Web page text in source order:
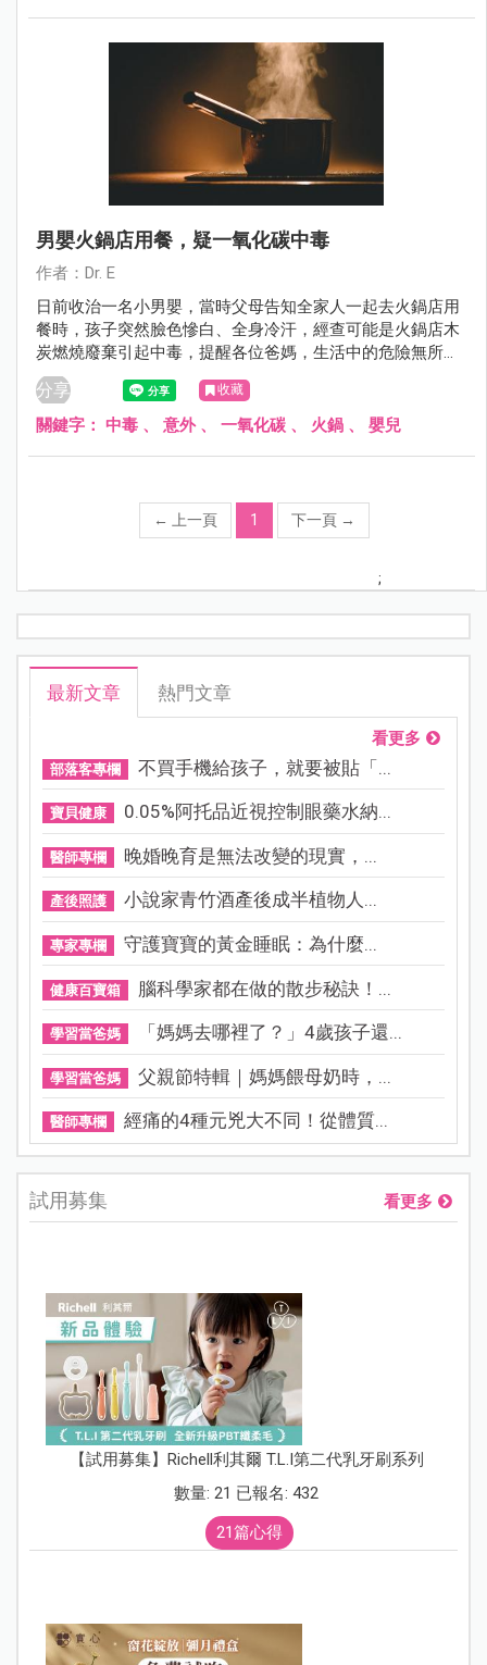
男嬰火鍋店用餐，疑一氧化碳中毒
作者：Dr. E
日前收治一名小男嬰，當時父母告知全家人一起去火鍋店用
餐時，孩子突然臉色慘白、全身冷汗，經查可能是火鍋店木
炭燃燒廢棄引起中毒，提醒各位爸媽，生活中的危險無所不
在，一定要注意外出用餐環境，減少意外發生。
分享 收藏
關鍵字： 中毒 、 意外、 一氧化碳 、 火鍋 、 嬰兒
← 上一頁 1 下一頁 →
;
最新文章 熱門文章
看更多
部落客專欄 不買手機給孩子，就要被貼「...
寶貝健康 0.05%阿托品近視控制眼藥水納...
醫師專欄 晚婚晚育是無法改變的現實，...
產後照護 小說家青竹酒產後成半植物人...
專家專欄 守護寶寶的黃金睡眠：為什麼...
健康百寶箱 腦科學家都在做的散步秘訣！...
學習當爸媽 「媽媽去哪裡了？」4歲孩子還...
學習當爸媽 父親節特輯｜媽媽餵母奶時，...
醫師專欄 經痛的4種元兇大不同！從體質...
試用募集 看更多
【試用募集】Richell利其爾 T.L.I第二代乳牙刷系列
數量: 21 已報名: 432
21篇心得